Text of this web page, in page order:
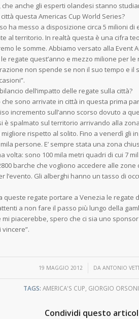
che anche gli esperti olandesi stanno
questa Americas Cup World Series?
ha messo a disposizione circa 5 milioni
al territorio. In realtà questa è una cifra
le somme. Abbiamo versato alla Event
regate quest’anno e mezzo milione per le
non spende se non il suo tempo e il
dell’impatto delle regate sulla città?
sono arrivate in città in questa prima
incremento sull’anno scorso dovuto a
è spalmato sul territorio arrivando alla
rispetto al solito. Fino a venerdì gli
persone. E’ sempre stata una zona
volta: sono 100 mila metri quadri di cui 7
barche che vogliono accedere alle zone
l’evento. Gli alberghi hanno un tasso di
queste regate portare a Venezia le regate
a non fare il passo più lungo della
mi piacerebbe, spero che ci sia uno
19 MAGGIO 2012
/ DAANTONIO
TAGS: AMERICA'S CUP GIORGIO ORSONI
Condividi questo